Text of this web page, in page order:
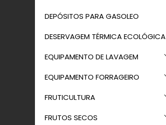
DEPÓSITOS PARA GASOLEO
DESERVAGEM TÉRMICA ECOLÓGICA
EQUIPAMENTO DE LAVAGEM
EQUIPAMENTO FORRAGEIRO
FRUTICULTURA
FRUTOS SECOS